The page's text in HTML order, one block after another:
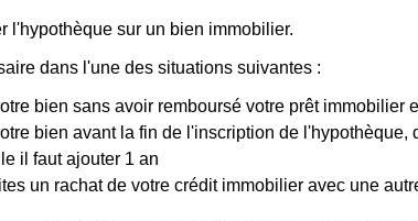
l'hypothèque sur un bien immobilier.
dans l'une des situations suivantes :
bien sans avoir remboursé votre prêt immobilier
bien avant la fin de l'inscription de
il faut ajouter 1 an
un rachat de votre crédit immobilier avec une